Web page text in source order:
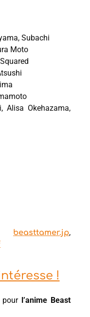
Subachi
Moto
Alisa Okehazama,
beasttamer.jp,
!
l’anime Beast